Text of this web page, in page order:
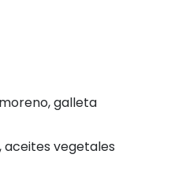
galleta
aceites vegetales